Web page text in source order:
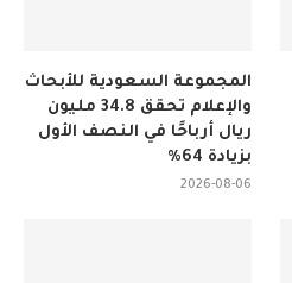
المجموعة السعودية للأبحاث
والإعلام تحقق 34.8 مليون
ريال أرباحًا في النصف الأول
بزيادة 64%
2026-08-06